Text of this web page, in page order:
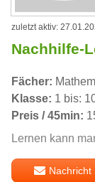
zuletzt aktiv:
Nachhilfe-
Fächer:
Klasse: 1 bis:
Preis / 45min:
Lernen kann
Nachricht